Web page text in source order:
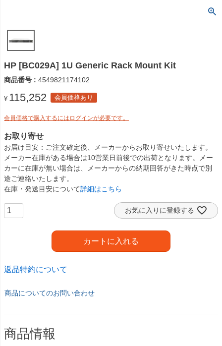
HP [BC029A] 1U Generic Rack Mount Kit
商品番号 4549821174102
¥ 115,252 会員価格あり
会員価格で購入するにはログインが必要です。
お取り寄せ
お届け目安
ご注文確定後、メーカーからお取り寄せいたします。
メーカー在庫がある場合は10営業日前後での出荷となります。メー
カーに在庫が無い場合は、メーカーからの納期回答がきた時点で別
途ご連絡いたします。
在庫・発送目安について詳細はこちら
お気に入りに登録する
カートに入れる
返品特約について
商品についてのお問い合わせ
商品情報